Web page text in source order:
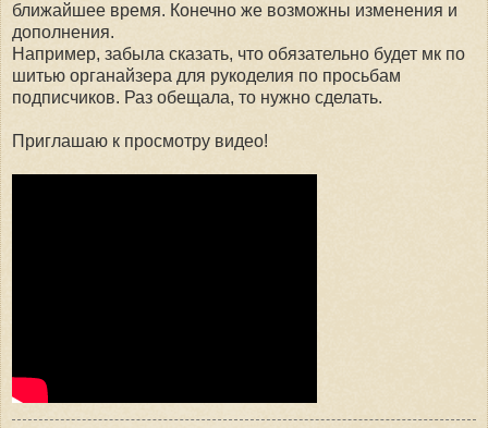
ближайшее время. Конечно же возможны изменения и
дополнения.
Например, забыла сказать, что обязательно будет мк по
шитью органайзера для рукоделия по просьбам
подписчиков. Раз обещала, то нужно сделать.
Приглашаю к просмотру видео!